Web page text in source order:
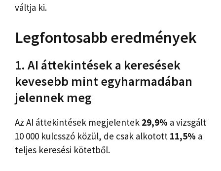
váltja ki.
Legfontosabb eredmények
1. AI áttekintések a keresések
kevesebb mint egyharmadában
jelennek meg
Az AI áttekintések megjelentek 29,9% a vizsgált
10 000 kulcsszó közül, de csak alkotott 11,5% a
teljes keresési kötetből.